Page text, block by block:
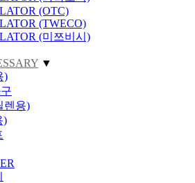
(OTC)
(TWECO)
(미쯔비시)
▼
)
렌용)
)